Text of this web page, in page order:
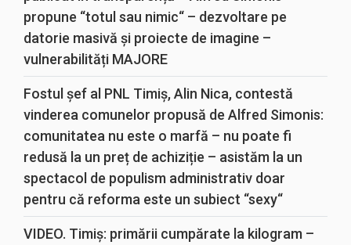
propune “totul sau nimic“ – dezvoltare pe
datorie masivă și proiecte de imagine –
vulnerabilități MAJORE
Fostul șef al PNL Timiș, Alin Nica, contestă
vinderea comunelor propusă de Alfred Simonis:
comunitatea nu este o marfă – nu poate fi
redusă la un preț de achiziție – asistăm la un
spectacol de populism administrativ doar
pentru că reforma este un subiect “sexy“
VIDEO. Timiș: primării cumpărate la kilogram –